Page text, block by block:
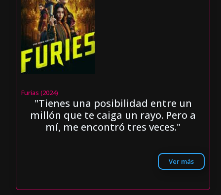
Furias (2024)
"Tienes una posibilidad entre un
millón que te caiga un rayo. Pero a
mí, me encontró tres veces."
Ver más